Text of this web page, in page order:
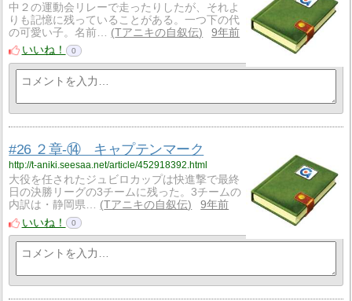
中２の運動会リレーで走ったりしたが、それよ
りも記憶に残っていることがある。一つ下の代
の可愛い子。名前…
Tアニキの自叙伝
9年前
いいね！
0
#26 ２章-⑭ キャプテンマーク
http://t-aniki.seesaa.net/article/452918392.html
大役を任されたジュビロカップは快進撃で最終
日の決勝リーグの3チームに残った。3チームの
内訳は・静岡県…
Tアニキの自叙伝
9年前
いいね！
0